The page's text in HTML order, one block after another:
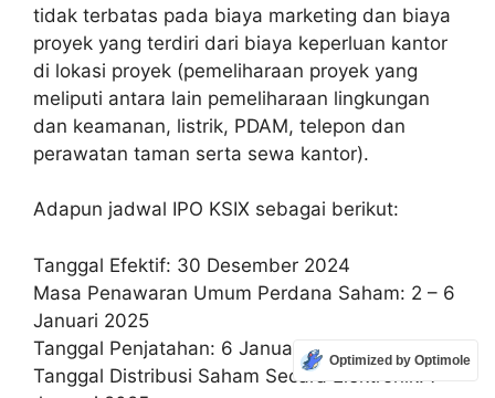
tidak terbatas pada biaya marketing dan biaya
proyek yang terdiri dari biaya keperluan kantor
di lokasi proyek (pemeliharaan proyek yang
meliputi antara lain pemeliharaan lingkungan
dan keamanan, listrik, PDAM, telepon dan
perawatan taman serta sewa kantor).
Adapun jadwal IPO KSIX sebagai berikut:
Tanggal Efektif: 30 Desember 2024
Masa Penawaran Umum Perdana Saham: 2 – 6
Januari 2025
Tanggal Penjatahan: 6 Januari 2025
Tanggal Distribusi Saham Secara Elektronik: 7
Optimized by Optimole